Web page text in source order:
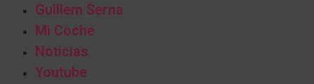
Guillem Serna
Mi Coche
Noticias
Youtube